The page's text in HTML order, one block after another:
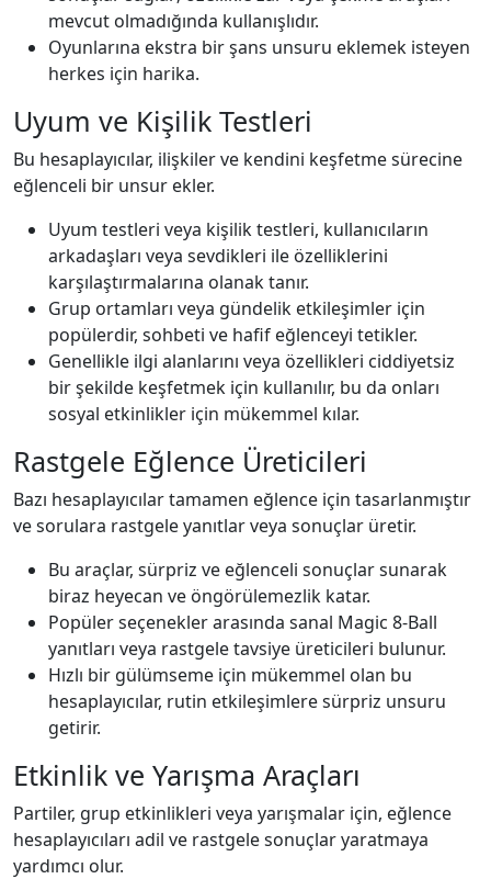
mevcut olmadığında kullanışlıdır.
Oyunlarına ekstra bir şans unsuru eklemek isteyen
herkes için harika.
Uyum ve Kişilik Testleri
Bu hesaplayıcılar, ilişkiler ve kendini keşfetme sürecine
eğlenceli bir unsur ekler.
Uyum testleri veya kişilik testleri, kullanıcıların
arkadaşları veya sevdikleri ile özelliklerini
karşılaştırmalarına olanak tanır.
Grup ortamları veya gündelik etkileşimler için
popülerdir, sohbeti ve hafif eğlenceyi tetikler.
Genellikle ilgi alanlarını veya özellikleri ciddiyetsiz
bir şekilde keşfetmek için kullanılır, bu da onları
sosyal etkinlikler için mükemmel kılar.
Rastgele Eğlence Üreticileri
Bazı hesaplayıcılar tamamen eğlence için tasarlanmıştır
ve sorulara rastgele yanıtlar veya sonuçlar üretir.
Bu araçlar, sürpriz ve eğlenceli sonuçlar sunarak
biraz heyecan ve öngörülemezlik katar.
Popüler seçenekler arasında sanal Magic 8-Ball
yanıtları veya rastgele tavsiye üreticileri bulunur.
Hızlı bir gülümseme için mükemmel olan bu
hesaplayıcılar, rutin etkileşimlere sürpriz unsuru
getirir.
Etkinlik ve Yarışma Araçları
Partiler, grup etkinlikleri veya yarışmalar için, eğlence
hesaplayıcıları adil ve rastgele sonuçlar yaratmaya
yardımcı olur.